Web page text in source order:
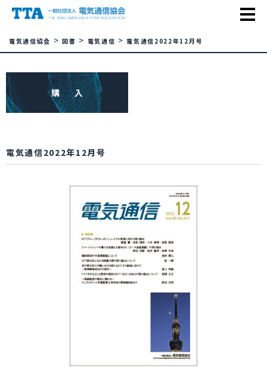
電気通信協会 >図書 > 電気通信 > 電気通信2022年12月号
購 入
電気通信2022年12月号